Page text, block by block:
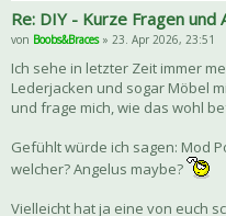
Re: DIY - Kurze Fragen
von Boobs&Braces» 23. Apr 2026, 23:51
Ich sehe in letzter Zeit immer
Lederjacken und sogar Möbel
und frage mich, wie das wohl
Gefühlt würde ich sagen: Mod
welcher? Angelus maybe?
Vielleicht hat ja eine von euch